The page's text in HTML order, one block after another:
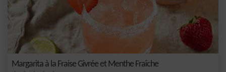
Margarita à la Fraise Givrée et Menthe Fraîche